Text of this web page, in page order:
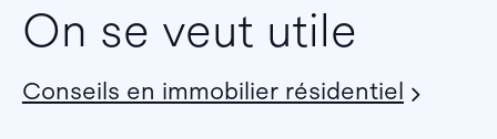
On se veut utile
Conseils en immobilier résidentiel